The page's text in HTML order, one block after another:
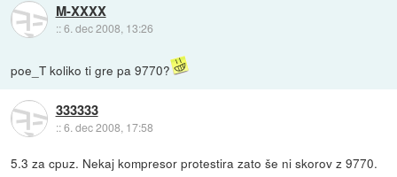
M-XXXX
::6. dec 2008, 13:26
poe_T koliko ti gre pa 9770?
333333
::6. dec 2008, 17:58
5.3 za cpuz. Nekaj kompresor protestira zato še ni skorov z 9770.